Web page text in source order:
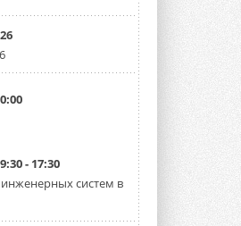
за Уралом
землячества в
Тимошенко посетил
рабочим визитом ...
чиллер AquaEdge
хладагенте R1234ze ...
- 17:30
систем в